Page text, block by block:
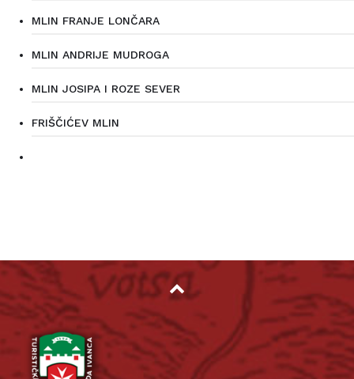
MLIN FRANJE LONČARA
MLIN ANDRIJE MUDROGA
MLIN JOSIPA I ROZE SEVER
FRIŠČIĆEV MLIN